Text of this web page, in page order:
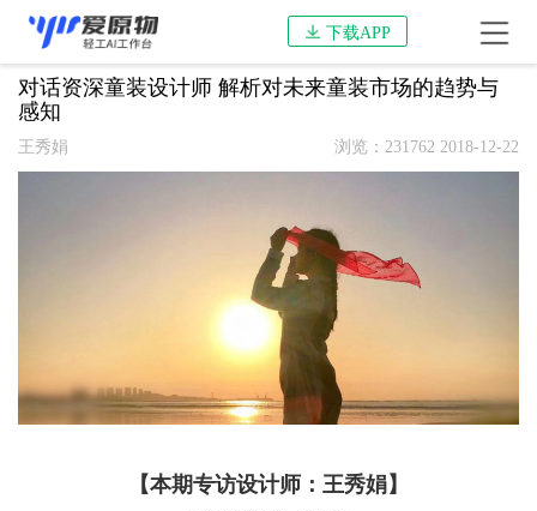
下载APP
对话资深童装设计师 解析对未来童装市场的趋势与
感知
王秀娟 浏览：231762 2018-12-22
【本期专访设计师：王秀娟】